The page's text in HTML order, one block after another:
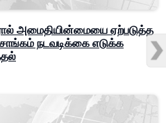
அமைதியின்மையை ஏற்படுத்த
நடவடிக்கை எடுக்க